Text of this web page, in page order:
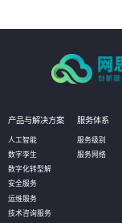
产品与解决方案
人工智能
数字孪生
数字化转型解
安全服务
运维服务
技术咨询服务
服务体系
服务级别
服务网络